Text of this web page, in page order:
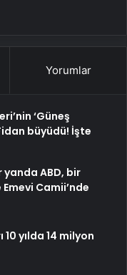
Yorumlar
‘Güneş
büyüdü! İşte
yanda ABD, bir
Camii’nde
yılda 14 milyon